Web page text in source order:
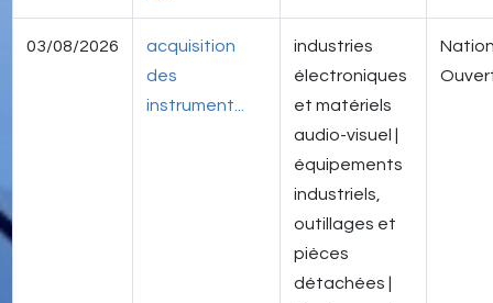
03/08/2026
acquisition
des
instrument...
industries
électroniques
et matériels
audio-visuel |
équipements
industriels,
outillages et
pièces
détachées |